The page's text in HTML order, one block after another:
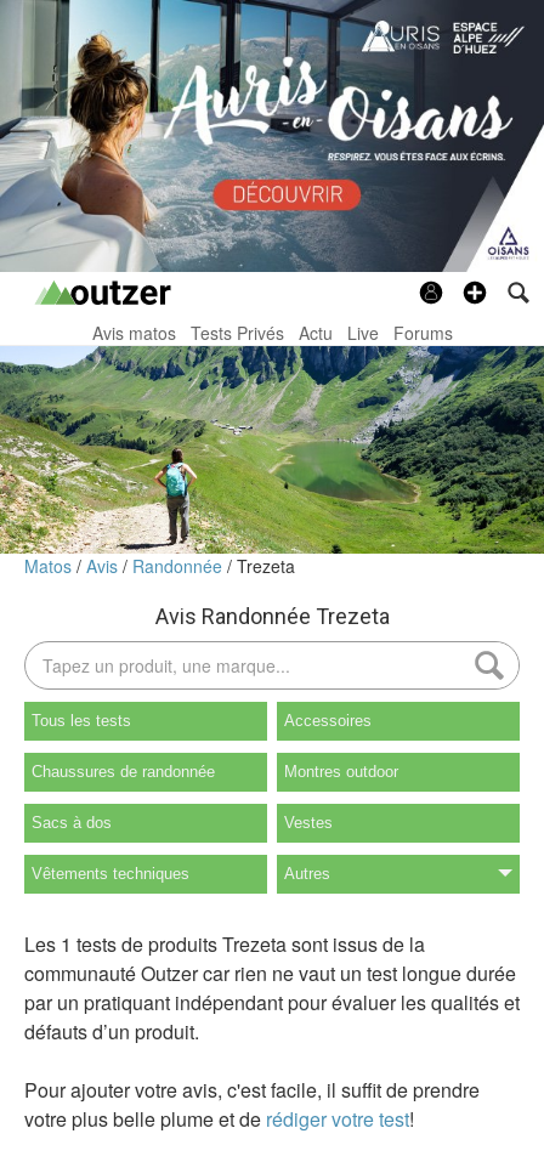
Avis matos Tests Privés Actu Live Forums
Matos Avis Randonnée Trezeta
Avis Randonnée Trezeta
Tous les tests Accessoires
Chaussures de randonnée Montres outdoor
Sacs à dos Vestes
Vêtements techniques Autres
Les 1 tests de produits Trezeta sont issus de la
communauté Outzer car rien ne vaut un test longue durée
par un pratiquant indépendant pour évaluer les qualités et
défauts d’un produit.
Pour ajouter votre avis, c'est facile, il suffit de prendre
votre plus belle plume et de rédiger votre test!